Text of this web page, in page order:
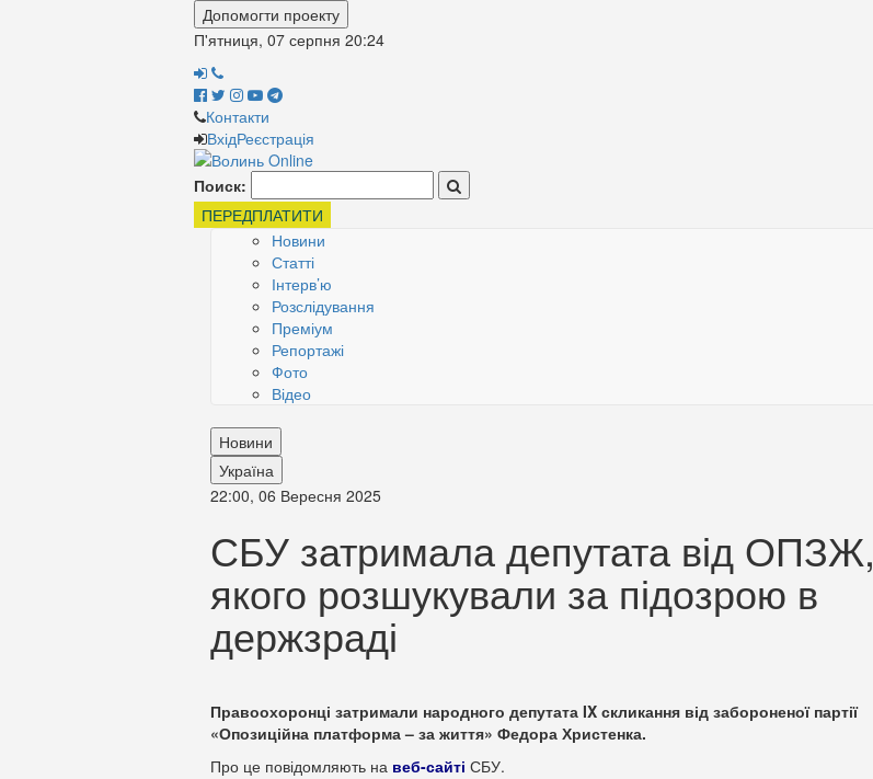
Допомогти проекту
П'ятниця, 07 серпня 20:24
Контакти
ВхідРеєстрація
Поиск:
ПЕРЕДПЛАТИТИ
Новини
Статті
Інтерв’ю
Розслідування
Преміум
Репортажі
Фото
Відео
Новини
Україна
22:00, 06 Вересня 2025
СБУ затримала депутата від ОПЗЖ,
якого розшукували за підозрою в
держзраді
Правоохоронці затримали народного депутата IX скликання від забороненої партії
«Опозиційна платформа – за життя» Федора Христенка.
Про це повідомляють на веб-сайті СБУ.